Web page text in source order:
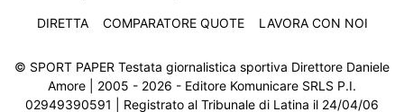
DIRETTA COMPARATORE QUOTE LAVORA CON NOI
© SPORT PAPER Testata giornalistica sportiva Direttore Daniele
Amore | 2005 - 2026 - Editore Komunicare SRLS P.I.
02949390591 | Registrato al Tribunale di Latina il 24/04/06